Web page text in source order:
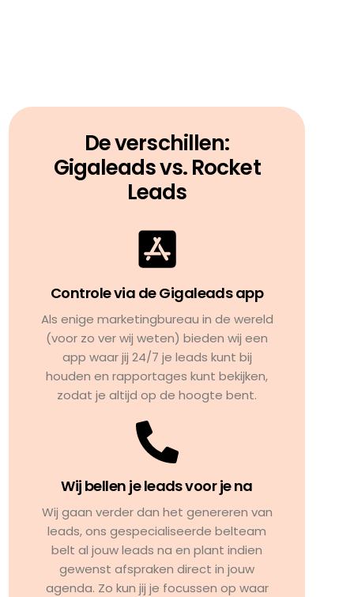
De verschillen:
Gigaleads vs. Rocket
Leads
Controle via de Gigaleads app
Als enige marketingbureau in de wereld
(voor zo ver wij weten) bieden wij een
app waar jij 24/7 je leads kunt bij
houden en rapportages kunt bekijken,
zodat je altijd op de hoogte bent.
Wij bellen je leads voor je na
Wij gaan verder dan het genereren van
leads, ons gespecialiseerde belteam
belt al jouw leads na en plant indien
gewenst afspraken direct in jouw
agenda. Zo kun jij je focussen op waar